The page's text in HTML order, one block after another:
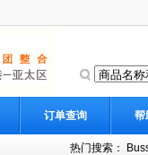
订单查询 帮
热门搜索：